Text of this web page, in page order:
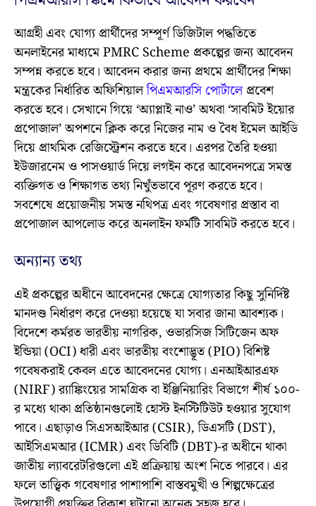
আগ্রহী এবং যোগ্য প্রার্থীদের সম্পূর্ণ ডিজিটাল পদ্ধতিতে
অনলাইনের মাধ্যমে PMRC Scheme প্রকল্পের জন্য আবেদন
সম্পন্ন করতে হবে। আবেদন করার জন্য প্রথমে প্রার্থীদের শিক্ষা
মন্ত্রকের নির্ধারিত অফিশিয়ালপিএমআরসি পোর্টালেপ্রবেশ
করতে হবে। সেখানে গিয়ে ‘অ্যাপ্লাই নাও’ অথবা ‘সাবমিট ইয়োর
প্রপোজাল’ অপশনে ক্লিক করে নিজের নাম ও বৈধ ইমেল আইডি
দিয়ে প্রাথমিক রেজিস্ট্রেশন করতে হবে। এরপর তৈরি হওয়া
ইউজারনেম ও পাসওয়ার্ড দিয়ে লগইন করে আবেদনপত্রে সমস্ত
ব্যক্তিগত ও শিক্ষাগত তথ্য নিখুঁতভাবে পূরণ করতে হবে।
সবশেষে প্রয়োজনীয় সমস্ত নথিপত্র এবং গবেষণার প্রস্তাব বা
প্রপোজাল আপলোড করে অনলাইন ফর্মটি সাবমিট করতে হবে।
অন্যান্য তথ্য
এই প্রকল্পের অধীনে আবেদনের ক্ষেত্রে যোগ্যতার কিছু সুনির্দিষ্ট
মানদণ্ড নির্ধারণ করে দেওয়া হয়েছে যা সবার জানা আবশ্যক।
বিদেশে কর্মরত ভারতীয় নাগরিক, ওভারসিজ সিটিজেন অফ
ইন্ডিয়া (OCI) ধারী এবং ভারতীয় বংশোদ্ভূত (PIO) বিশিষ্ট
গবেষকরাই কেবল এতে আবেদনের যোগ্য। এনআইআরএফ
(NIRF) র‍্যাঙ্কিংয়ের সামগ্রিক বা ইঞ্জিনিয়ারিং বিভাগে শীর্ষ ১০০-
র মধ্যে থাকা প্রতিষ্ঠানগুলোই হোস্ট ইনস্টিটিউট হওয়ার সুযোগ
পাবে। এছাড়াও সিএসআইআর (CSIR), ডিএসটি (DST),
আইসিএমআর (ICMR) এবং ডিবিটি (DBT)-র অধীনে থাকা
জাতীয় ল্যাবরেটরিগুলো এই প্রক্রিয়ায় অংশ নিতে পারবে। এর
ফলে তাত্ত্বিক গবেষণার পাশাপাশি বাস্তবমুখী ও শিল্পক্ষেত্রের